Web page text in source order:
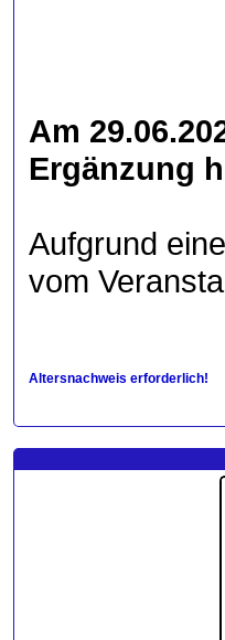
Am
Ergänzung
Aufgrund
vom
Altersnachweis erforderlich!